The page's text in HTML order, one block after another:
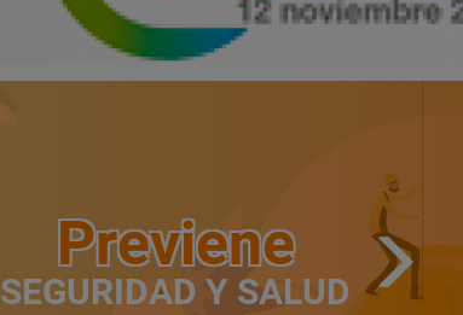
Previene
SEGURIDAD Y SALUD